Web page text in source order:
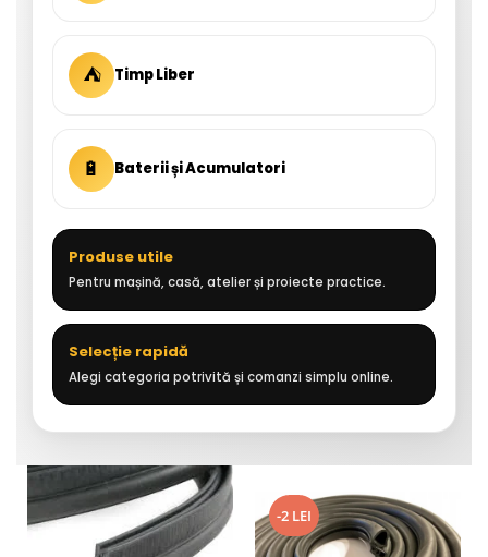
⛺ Timp Liber
🔋 Baterii și Acumulatori
Produse utile
Pentru mașină, casă, atelier și proiecte practice.
Selecție rapidă
Alegi categoria potrivită și comanzi simplu online.
-2 LEI